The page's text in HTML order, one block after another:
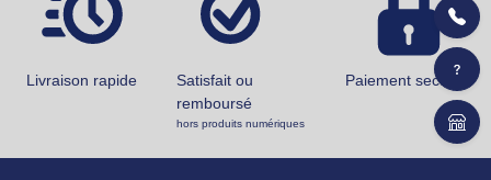
Livraison rapide
Satisfait ou
remboursé
hors produits numériques
Paiement securisé